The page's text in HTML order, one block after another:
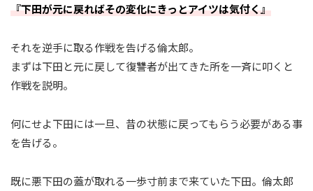
『下田が元に戻ればその変化にきっとアイツは気付く』
それを逆手に取る作戦を告げる倫太郎。
まずは下田と元に戻して復讐者が出てきた所を一斉に叩くと
作戦を説明。
何にせよ下田には一旦、昔の状態に戻ってもらう必要がある事
を告げる。
既に悪下田の蓋が取れる一歩寸前まで来ていた下田。倫太郎